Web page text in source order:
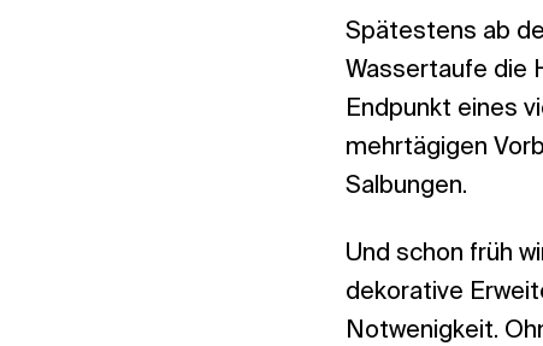
Spätestens ab
Wassertaufe die
Endpunkt eines
mehrtägigen
Salbungen.
Und schon früh
dekorative
Notwenigkeit.